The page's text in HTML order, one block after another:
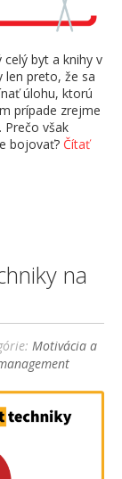
celý byt a knihy v
len preto, že sa
úlohu, ktorú
prípade zrejme
Prečo však
bojovať? Čítať
na
Motivácia a